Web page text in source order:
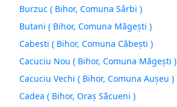
Burzuc ( Bihor, Comuna Sârbi )
Butani ( Bihor, Comuna Măgeşti )
Cabesti ( Bihor, Comuna Căbeşti )
Cacuciu Nou ( Bihor, Comuna Măgeşti )
Cacuciu Vechi ( Bihor, Comuna Auşeu )
Cadea ( Bihor, Oraş Sãcueni )